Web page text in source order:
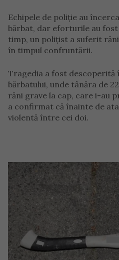
Echipele de poliție au
bărbat, dar eforturile au
timp, un polițist a suferit
în timpul confruntării.
Tragedia a fost descoperită
bărbatului, unde tânăra de
răni grave la cap, care i-au
a confirmat că înainte de
violentă între cei doi.